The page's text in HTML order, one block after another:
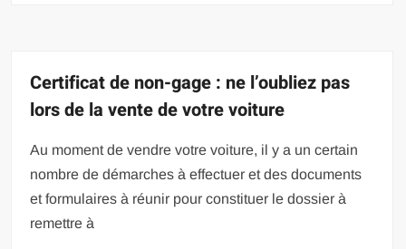
Certificat de non-gage : ne l’oubliez pas
lors de la vente de votre voiture
Au moment de vendre votre voiture, il y a un certain
nombre de démarches à effectuer et des documents
et formulaires à réunir pour constituer le dossier à
remettre à